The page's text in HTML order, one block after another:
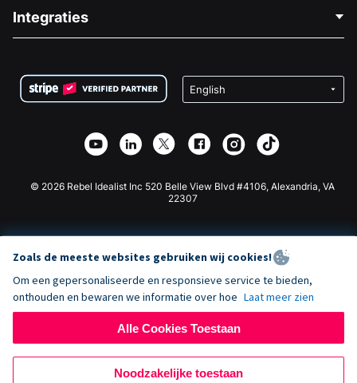
Vacatures
Privacy
Affiliate Partnerschap
Medische Fondsenwerving
Goede Doelen Fondsenwerving
Integraties
Wix Donatie Plugin
Webflow Donatie App
Joomla Donatie
© 2026 Rebel Idealist Inc 520 Belle View Blvd #4106, Alexandria, VA
22307
Zoals de meeste websites gebruiken wij cookies!
Om een gepersonaliseerde en responsieve service te bieden,
onthouden en bewaren we informatie over hoe Laat meer zien
Alle Cookies Toestaan
Noodzakelijke toestaan